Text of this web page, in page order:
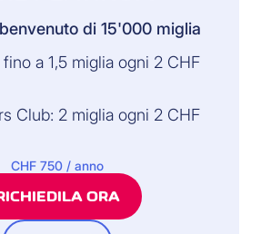
di 15'000 miglia
a 1,5 miglia ogni 2 CHF
Club: 2 miglia ogni 2 CHF
CHF 750 / anno
ORA